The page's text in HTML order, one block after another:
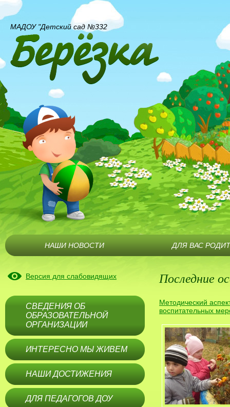
Версия для слабовидящих
СВЕДЕНИЯ ОБ
ОБРАЗОВАТЕЛЬНОЙ
ОРГАНИЗАЦИИ
ИНТЕРЕСНО МЫ ЖИВЕМ
НАШИ ДОСТИЖЕНИЯ
ДЛЯ ПЕДАГОГОВ ДОУ
Последние
Методический
воспитательных
МАДОУ "Детский сад №332
НАШИ НОВОСТИ ДЛЯ ВАС